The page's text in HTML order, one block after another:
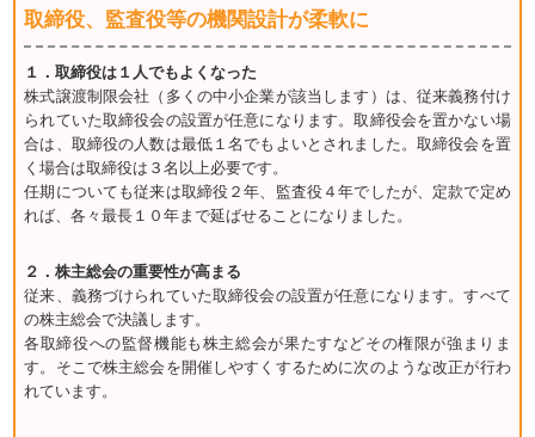
取締役、監査役等の機関設計が柔軟に
１．取締役は１人でもよくなった
株式譲渡制限会社（多くの中小企業が該当します）は、従来義務付け
られていた取締役会の設置が任意になります。取締役会を置かない場
合は、取締役の人数は最低１名でもよいとされました。取締役会を置
く場合は取締役は３名以上必要です。
任期についても従来は取締役２年、監査役４年でしたが、定款で定め
れば、各々最長１０年まで延ばせることになりました。
２．株主総会の重要性が高まる
従来、義務づけられていた取締役会の設置が任意になります。すべて
の株主総会で決議します。
各取締役への監督機能も株主総会が果たすなどその権限が強まりま
す。そこで株主総会を開催しやすくするために次のような改正が行わ
れています。